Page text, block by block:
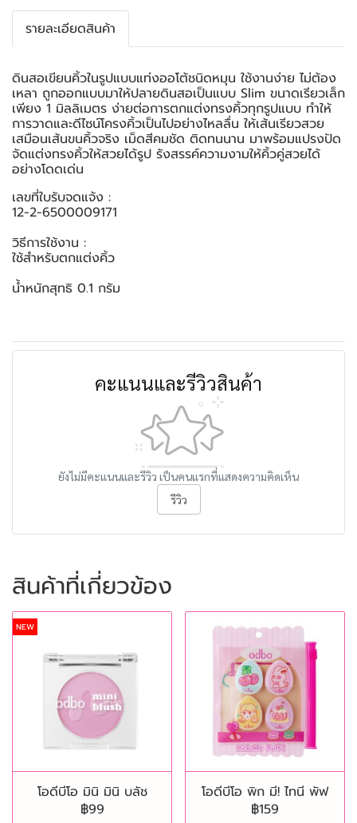
รายละเอียดสินค้า
ดินสอเขียนคิ้วในรูปแบบแท่งออโต้ชนิดหมุน ใช้งานง่าย ไม่ต้อง
เหลา ถูกออกแบบมาให้ปลายดินสอเป็นแบบ Slim ขนาดเรียวเล็ก
เพียง 1 มิลลิเมตร ง่ายต่อการตกแต่งทรงคิ้วทุกรูปแบบ ทำให้
การวาดและ­ดีไซน์โครงคิ้วเป็นไปอย่างไหลลื่น ให้เส้นเรียวสวย
เสมือนเส้นขนคิ้วจริง เม็ดสีคมชัด ติดทนนาน มาพร้อมแปรงปัด
จัดแต่งทรงคิ้วให้สวยได้รูป รังสรรค์ความงามให้คิ้วคู่สวยได้
อย่างโดดเด่น
เลขที่ใบรับจดแจ้ง :
12-2-6500009171
วิธีการใช้งาน :
ใช้สำหรับตกแต่งคิ้ว
น้ำหนักสุทธิ 0.1 กรัม
คะแนนและรีวิวสินค้า
ยังไม่มีคะแนนและรีวิว เป็นคนแรกที่แสดงความคิดเห็น
รีวิว
สินค้าที่เกี่ยวข้อง
NEW
โอดีบีโอ มินิ มินิ บลัช
฿99
โอดีบีโอ พิก มี! ไทนี พัฟ
฿159